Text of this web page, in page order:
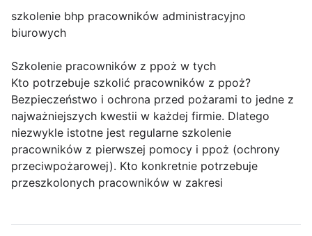
szkolenie bhp pracowników administracyjno
biurowych
Szkolenie pracowników z ppoż w tych
Kto potrzebuje szkolić pracowników z ppoż?
Bezpieczeństwo i ochrona przed pożarami to jedne z
najważniejszych kwestii w każdej firmie. Dlatego
niezwykle istotne jest regularne szkolenie
pracowników z pierwszej pomocy i ppoż (ochrony
przeciwpożarowej). Kto konkretnie potrzebuje
przeszkolonych pracowników w zakresi